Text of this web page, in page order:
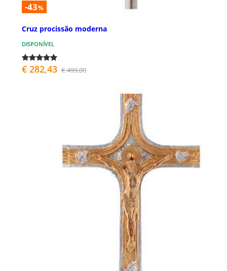
-43%
Cruz procissão moderna
DISPONÍVEL
€ 282,43 € 499,00